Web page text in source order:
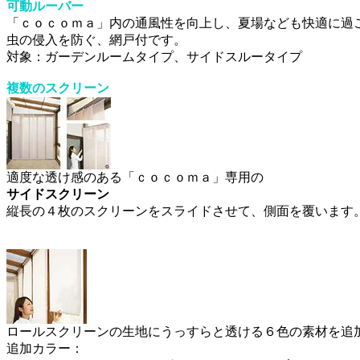
可動ルーバー
「ｃｏｃｏｍａ」内の通風性を向上し、夏場なども快適に過
虫の侵入を防ぐ、網戸付です。
対象：ガーデンルームタイプ、サイドスルータイプ
複数のスクリーン
適度な透け感のある「ｃｏｃｏｍａ」専用の
サイドスクリーン
縦長の４枚のスクリーンをスライドさせて、側面を覆います。
ロールスクリーンの生地にうっすらと透ける６色の素材を追
追加カラー：